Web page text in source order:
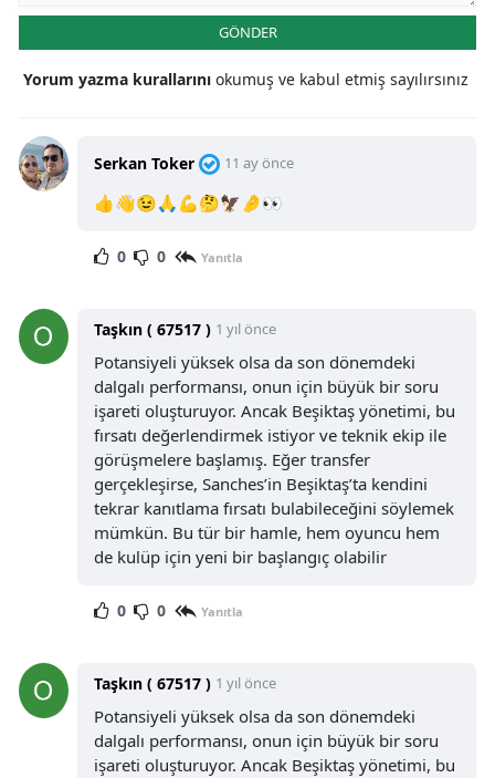
GÖNDER
Yorum yazma kurallarını okumuş ve kabul etmiş sayılırsınız
Serkan Toker 11 ay önce
👍👋😉🙏💪🤔🦅🤌👀
0 0 Yanıtla
Taşkın ( 67517 ) 1 yıl önce
Potansiyeli yüksek olsa da son dönemdeki
dalgalı performansı, onun için büyük bir soru
işareti oluşturuyor. Ancak Beşiktaş yönetimi, bu
fırsatı değerlendirmek istiyor ve teknik ekip ile
görüşmelere başlamış. Eğer transfer
gerçekleşirse, Sanches’in Beşiktaş’ta kendini
tekrar kanıtlama fırsatı bulabileceğini söylemek
mümkün. Bu tür bir hamle, hem oyuncu hem
de kulüp için yeni bir başlangıç olabilir
0 0 Yanıtla
Taşkın ( 67517 ) 1 yıl önce
Potansiyeli yüksek olsa da son dönemdeki
dalgalı performansı, onun için büyük bir soru
işareti oluşturuyor. Ancak Beşiktaş yönetimi, bu